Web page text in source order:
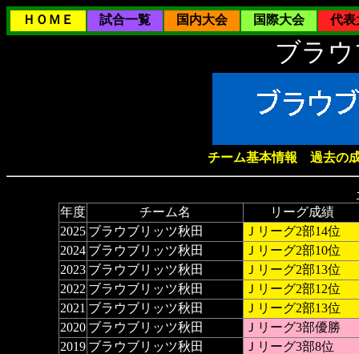
ＨＯＭＥ 試合一覧 国内大会 国際大会 代表
ブラ
チーム基本情報 過去の
年度 チーム名
リーグ成績
2025 ブラウブリッツ秋田
Ｊリーグ2部14位
2024 ブラウブリッツ秋田
Ｊリーグ2部10位
2023 ブラウブリッツ秋田
Ｊリーグ2部13位
2022 ブラウブリッツ秋田
Ｊリーグ2部12位
2021 ブラウブリッツ秋田
Ｊリーグ2部13位
2020 ブラウブリッツ秋田
Ｊリーグ3部優勝
2019 ブラウブリッツ秋田
Ｊリーグ3部8位